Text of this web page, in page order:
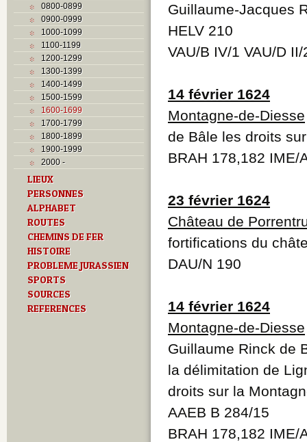
0800-0899
0900-0999
1000-1099
1100-1199
1200-1299
1300-1399
1400-1499
1500-1599
1600-1699
1700-1799
1800-1899
1900-1999
2000 -
LIEUX
PERSONNES
ALPHABET
ROUTES
CHEMINS DE FER
HISTOIRE
PROBLEME JURASSIEN
SPORTS
SOURCES
REFERENCES
Guillaume-Jacques
HELV 210
VAU/B IV/1 VAU/D II/
14 février 1624
Montagne-de-Diesse
de Bâle les droits
BRAH 178,182 IME/
23 février 1624
Château de
fortifications du
DAU/N 190
14 février 1624
Montagne-de-Diesse
Guillaume Rinck de
la délimitation de
droits sur la
AAEB B 284/15
BRAH 178,182 IME/